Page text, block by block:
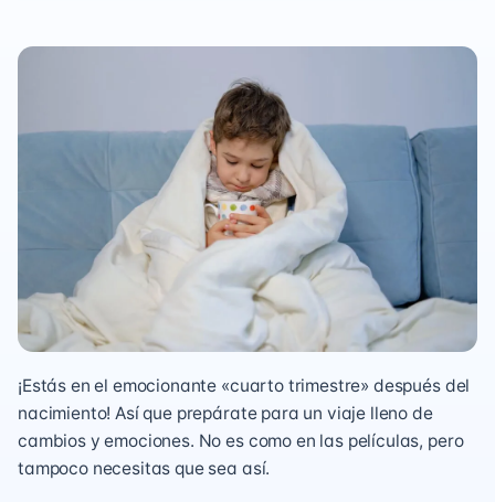
¡Estás en el emocionante «cuarto trimestre» después del
nacimiento! Así que prepárate para un viaje lleno de
cambios y emociones. No es como en las películas, pero
tampoco necesitas que sea así.